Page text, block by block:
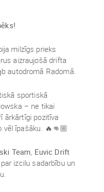
milzīgs prieks
aizraujošā drifta
autodromā Radomā.
sportiskā
– ne tikai
ārkārtīgi pozitīva
īpašāku. 🔥👊🏼
Team, Euvic Drift
par izcilu sadarbību un